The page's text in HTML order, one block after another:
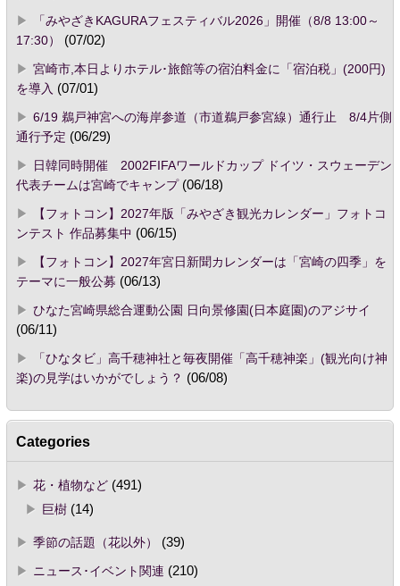
「みやざきKAGURAフェスティバル2026」開催（8/8 13:00～
17:30）
(07/02)
宮崎市,本日よりホテル･旅館等の宿泊料金に「宿泊税」(200円)
を導入 (07/01)
6/19 鵜戸神宮への海岸参道（市道鵜戸参宮線）通行止 8/4片側
通行予定 (06/29)
日韓同時開催 2002FIFAワールドカップ ドイツ・スウェーデン
代表チームは宮崎でキャンプ(06/18)
【フォトコン】2027年版「みやざき観光カレンダー」フォトコ
ンテスト 作品募集中 (06/15)
【フォトコン】2027年宮日新聞カレンダーは「宮崎の四季」を
テーマに一般公募 (06/13)
ひなた宮崎県総合運動公園 日向景修園(日本庭園)のアジサイ
(06/11)
「ひなタビ」高千穂神社と毎夜開催「高千穂神楽」(観光向け神
楽)の見学はいかがでしょう？ (06/08)
Categories
花・植物など(491)
巨樹(14)
季節の話題（花以外）
(39)
ニュース･イベント関連 (210)